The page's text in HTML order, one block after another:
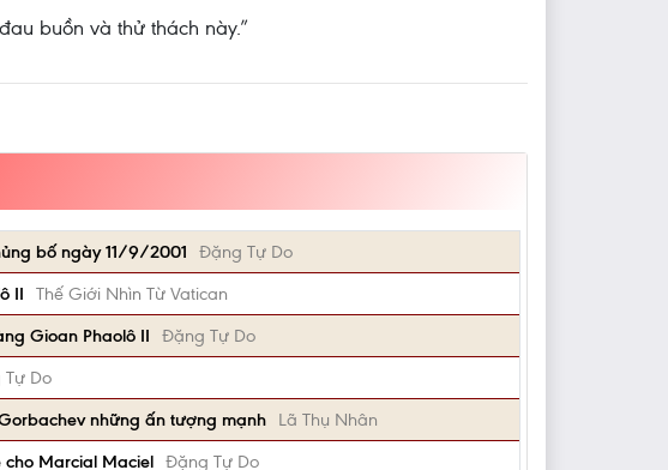
buồn và thử thách này.”
bố ngày 11/9/2001
Đặng Tự Do
II
Thế Giới Nhìn Từ Vatican
Gioan Phaolô II
Đặng Tự Do
Do
những ấn tượng mạnh
Lã Thụ Nhân
cho Marcial Maciel Đặng Tự Do